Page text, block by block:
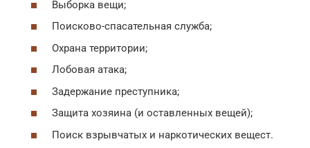
Выборка вещи;
Поисково-спасательная служба;
Охрана территории;
Лобовая атака;
Задержание преступника;
Защита хозяина (и оставленных вещей);
Поиск взрывчатых и наркотических вещест.